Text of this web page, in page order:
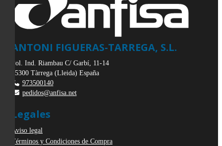
ANTONI FIGUERAS-TARREGA, S.L.
Pol. Ind. Riambau C/ Garbí, 11-14
25300 Tàrrega (Lleida) España
973500140
pedidos@anfisa.net
Legales
Aviso legal
Términos y Condiciones de Compra